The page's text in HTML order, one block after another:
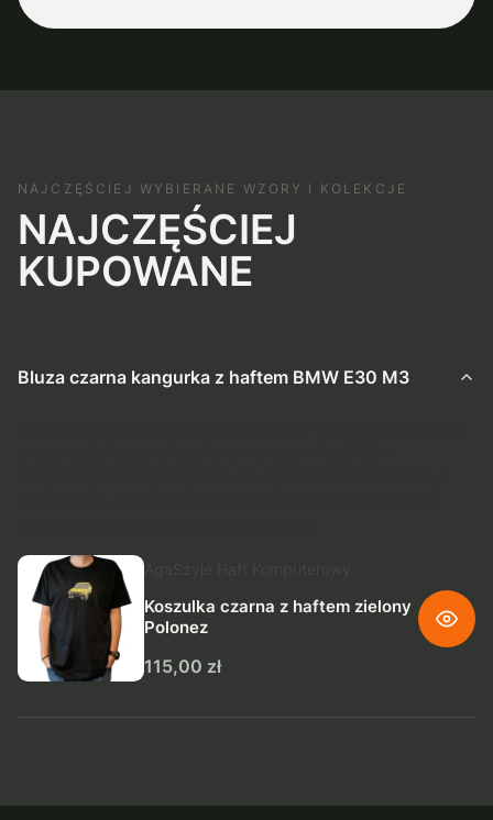
NAJCZĘŚCIEJ WYBIERANE WZORY I KOLEKCJE
NAJCZĘŚCIEJ
KUPOWANE
Bluza czarna kangurka z haftem BMW E30 M3
Producent AgaSzyje Haft Komputerowy
Koszulka czarna z haftem zielony
Polonez
Cena
115,00 zł